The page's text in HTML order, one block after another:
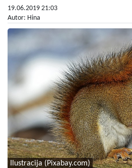
19.06.2019 21:03
Autor: Hina
Ilustracija (Pixabay.com)